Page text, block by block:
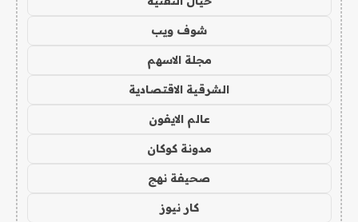
شوف ويب
مجلة الاسهم
الشرقية الاقتصادية
عالم الايفون
مدونة كوكان
صحيفة نهج
كار نيوز